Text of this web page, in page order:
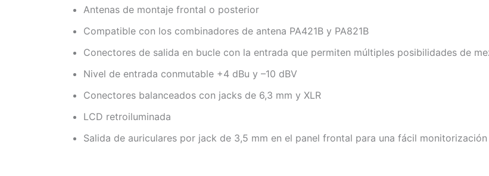
Antenas de montaje frontal o posterior
Compatible con los combinadores de antena PA421B y PA821B
Conectores de salida en bucle con la entrada que permiten múltiples posibilidades de
Nivel de entrada conmutable +4 dBu y –10 dBV
Conectores balanceados con jacks de 6,3 mm y XLR
LCD retroiluminada
Salida de auriculares por jack de 3,5 mm en el panel frontal para una fácil monitorización